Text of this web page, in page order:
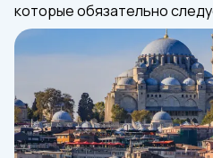
которые обязательно